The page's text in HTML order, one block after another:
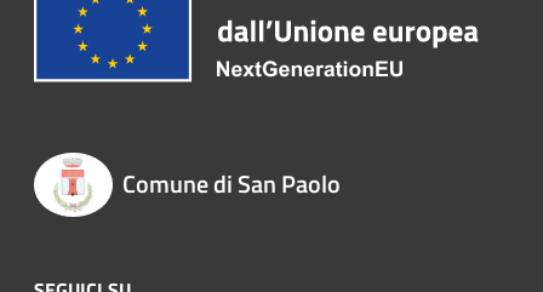
Comune di San Paolo